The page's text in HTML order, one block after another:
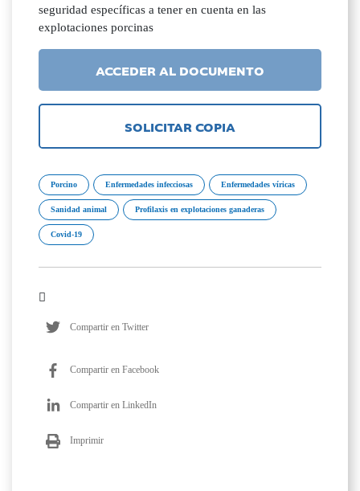
seguridad específicas a tener en cuenta en las
explotaciones porcinas
ACCEDER AL DOCUMENTO
SOLICITAR COPIA
Porcino Enfermedades infecciosas Enfermedades víricas
Sanidad animal Profilaxis en explotaciones ganaderas
Covid-19
Compartir en Twitter
Compartir en Facebook
Compartir en LinkedIn
Imprimir